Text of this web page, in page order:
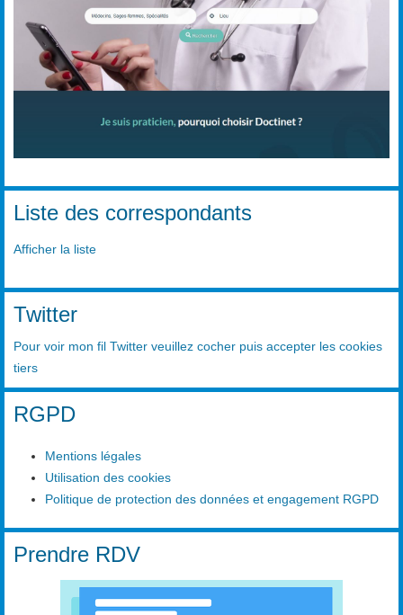
Liste des correspondants
Afficher la liste
Twitter
Pour voir mon fil Twitter veuillez cocher puis accepter les cookies
tiers
RGPD
Mentions légales
Utilisation des cookies
Politique de protection des données et engagement RGPD
Prendre RDV